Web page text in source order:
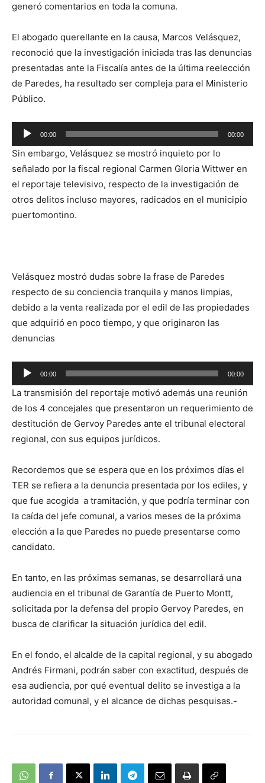
generó comentarios en toda la comuna.
El abogado querellante en la causa, Marcos Velásquez,
reconoció que la investigación iniciada tras las denuncias
presentadas ante la Fiscalía antes de la última reelección
de Paredes, ha resultado ser compleja para el Ministerio
Público.
Reproductor
de
audio
00:00 00:00
Sin embargo, Velásquez se mostró inquieto por lo
señalado por la fiscal regional Carmen Gloria Wittwer en
el reportaje televisivo, respecto de la investigación de
otros delitos incluso mayores, radicados en el municipio
puertomontino.
Velásquez mostró dudas sobre la frase de Paredes
respecto de su conciencia tranquila y manos limpias,
debido a la venta realizada por el edil de las propiedades
que adquirió en poco tiempo, y que originaron las
denuncias
Reproductor
de
audio
00:00 00:00
La transmisión del reportaje motivó además una reunión
de los 4 concejales que presentaron un requerimiento de
destitución de Gervoy Paredes ante el tribunal electoral
regional, con sus equipos jurídicos.
Recordemos que se espera que en los próximos días el
TER se refiera a la denuncia presentada por los ediles, y
que fue acogida a tramitación, y que podría terminar con
la caída del jefe comunal, a varios meses de la próxima
elección a la que Paredes no puede presentarse como
candidato.
En tanto, en las próximas semanas, se desarrollará una
audiencia en el tribunal de Garantía de Puerto Montt,
solicitada por la defensa del propio Gervoy Paredes, en
busca de clarificar la situación jurídica del edil.
En el fondo, el alcalde de la capital regional, y su abogado
Andrés Firmani, podrán saber con exactitud, después de
esa audiencia, por qué eventual delito se investiga a la
autoridad comunal, y el alcance de dichas pesquisas.-